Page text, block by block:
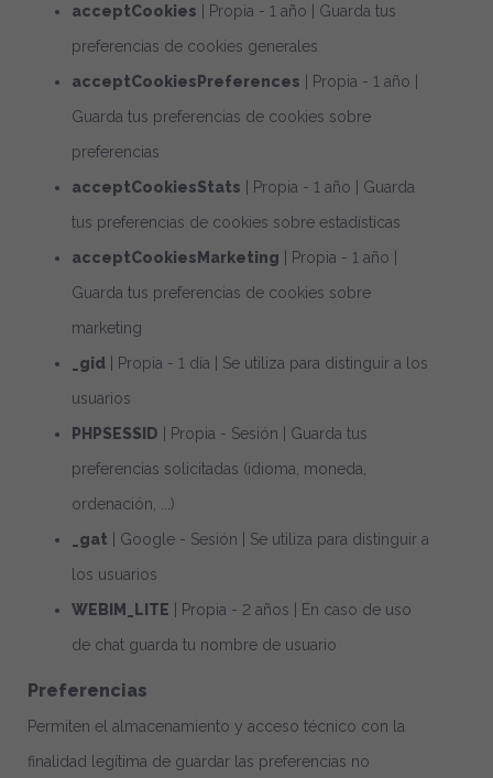
acceptCookies | Propia - 1 año | Guarda tus
preferencias de cookies generales
acceptCookiesPreferences | Propia - 1 año |
Guarda tus preferencias de cookies sobre
preferencias
acceptCookiesStats | Propia - 1 año | Guarda
tus preferencias de cookies sobre estadísticas
acceptCookiesMarketing | Propia - 1 año |
Guarda tus preferencias de cookies sobre
marketing
_gid | Propia - 1 día | Se utiliza para distinguir a los
usuarios
PHPSESSID | Propia - Sesión | Guarda tus
preferencias solicitadas (idioma, moneda,
ordenación, ...)
_gat | Google - Sesión | Se utiliza para distinguir a
los usuarios
WEBIM_LITE | Propia - 2 años | En caso de uso
de chat guarda tu nombre de usuario
Preferencias
Permiten el almacenamiento y acceso técnico con la
finalidad legítima de guardar las preferencias no